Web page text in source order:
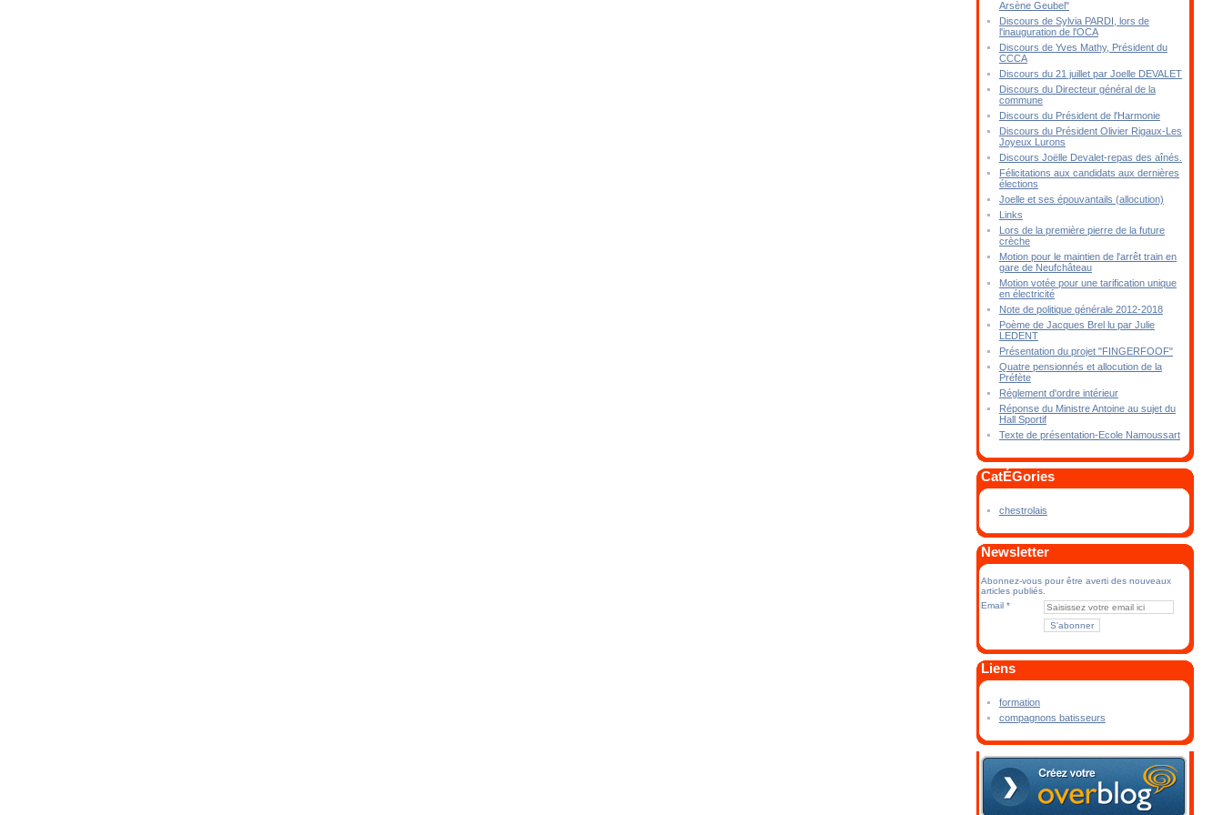
Arsène Geubel"
Discours de Sylvia PARDI, lors de
l'inauguration de l'OCA
Discours de Yves Mathy, Président du
CCCA
Discours du 21 juillet par Joelle DEVALET
Discours du Directeur général de la
commune
Discours du Président de l'Harmonie
Discours du Président Olivier Rigaux-Les
Joyeux Lurons
Discours Joëlle Devalet-repas des aînés.
Félicitations aux candidats aux dernières
élections
Joelle et ses épouvantails (allocution)
Links
Lors de la première pierre de la future
crèche
Motion pour le maintien de l'arrêt train en
gare de Neufchâteau
Motion votée pour une tarification unique
en électricité
Note de politique générale 2012-2018
Poème de Jacques Brel lu par Julie
LEDENT
Présentation du projet "FINGERFOOF"
Quatre pensionnés et allocution de la
Préfète
Réglement d'ordre intérieur
Réponse du Ministre Antoine au sujet du
Hall Sportif
Texte de présentation-Ecole Namoussart
CatÉGories
chestrolais
Newsletter
Abonnez-vous pour être averti des nouveaux
articles publiés.
Email
Liens
formation
compagnons batisseurs